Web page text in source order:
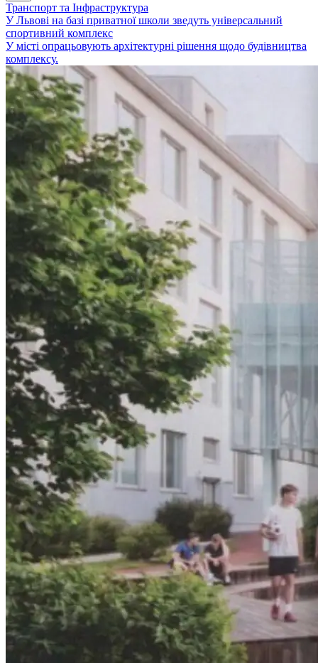
Транспорт та Інфраструктура
У Львові на базі приватної школи зведуть універсальний
спортивний комплекс
У місті опрацьовують архітектурні рішення щодо будівництва
комплексу.